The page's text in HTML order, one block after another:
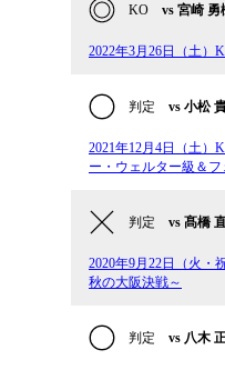
KO vs 宮崎 勇
2022年3月26日（土）
判定 vs 小松
2021年12月4日（土）
ー・ウェルター級＆
判定 vs 髙橋
2020年9月22日（火・
秋の大阪決戦～
判定 vs 八木